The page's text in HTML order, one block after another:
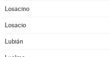
Losacino
Losacio
Lubián